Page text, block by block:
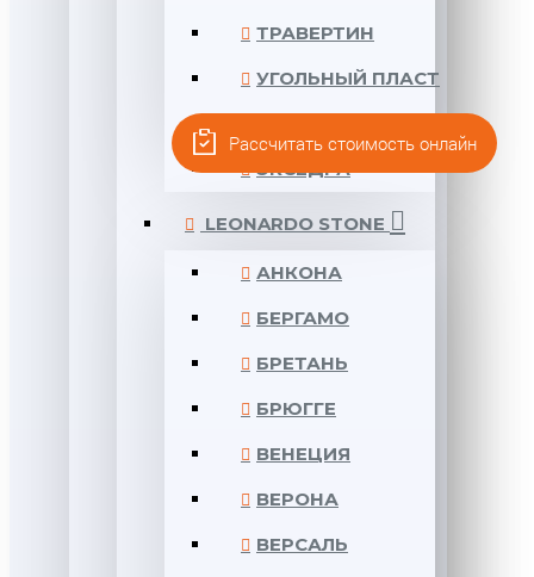
ТРАВЕРТИН
УГОЛЬНЫЙ ПЛАСТ
ЭКСЕДРА
LEONARDO STONE
АНКОНА
БЕРГАМО
БРЕТАНЬ
БРЮГГЕ
ВЕНЕЦИЯ
ВЕРОНА
ВЕРСАЛЬ
Рассчитать стоимость онлайн